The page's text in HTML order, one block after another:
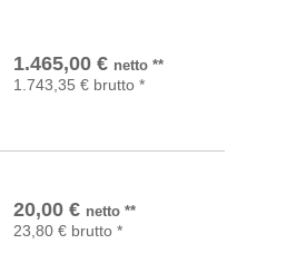
1.465,00 € netto**
1.743,35 € brutto *
In den Warenkorb
20,00 € netto**
23,80 € brutto *
In den Warenkorb